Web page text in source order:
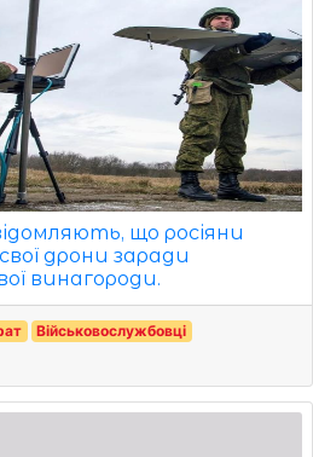
що росіяни
дрони заради
винагороди.
Військовослужбовці